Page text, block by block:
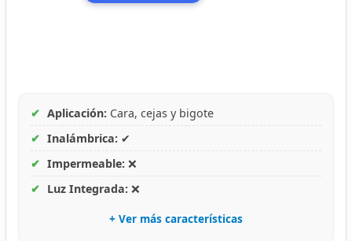
✔ Aplicación: Cara, cejas y bigote
✔ Inalámbrica: ✔
✔ Impermeable: ❌
✔ Luz Integrada: ❌
+ Ver más características